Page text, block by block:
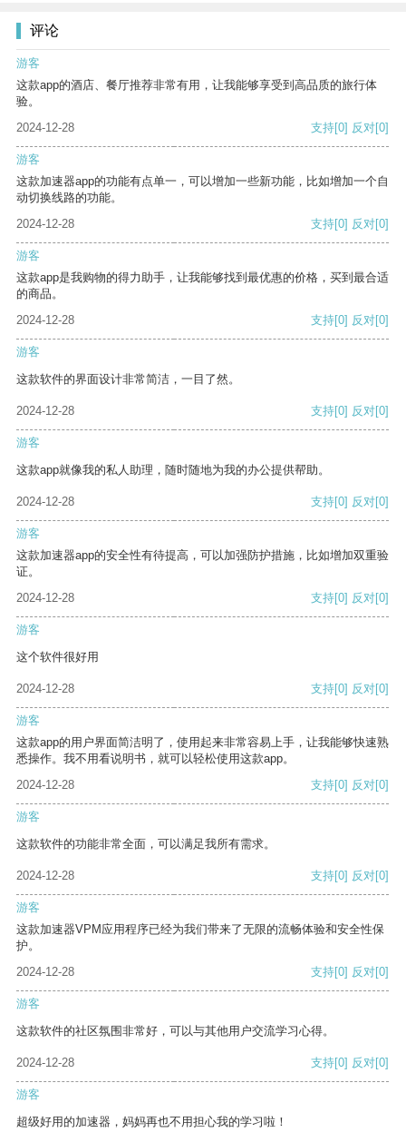
评论
游客
这款app的酒店、餐厅推荐非常有用，让我能够享受到高品质的旅行体
验。
2024-12-28
支持[0] 反对[0]
游客
这款加速器app的功能有点单一，可以增加一些新功能，比如增加一个自
动切换线路的功能。
2024-12-28
支持[0] 反对[0]
游客
这款app是我购物的得力助手，让我能够找到最优惠的价格，买到最合适
的商品。
2024-12-28
支持[0] 反对[0]
游客
这款软件的界面设计非常简洁，一目了然。
2024-12-28 支持[0] 反对[0]
游客
这款app就像我的私人助理，随时随地为我的办公提供帮助。
2024-12-28 支持[0] 反对[0]
游客
这款加速器app的安全性有待提高，可以加强防护措施，比如增加双重验
证。
2024-12-28
支持[0] 反对[0]
游客
这个软件很好用
2024-12-28 支持[0] 反对[0]
游客
这款app的用户界面简洁明了，使用起来非常容易上手，让我能够快速熟
悉操作。我不用看说明书，就可以轻松使用这款app。
2024-12-28
支持[0] 反对[0]
游客
这款软件的功能非常全面，可以满足我所有需求。
2024-12-28 支持[0] 反对[0]
游客
这款加速器VPM应用程序已经为我们带来了无限的流畅体验和安全性保
护。
2024-12-28
支持[0] 反对[0]
游客
这款软件的社区氛围非常好，可以与其他用户交流学习心得。
2024-12-28 支持[0] 反对[0]
游客
超级好用的加速器，妈妈再也不用担心我的学习啦！